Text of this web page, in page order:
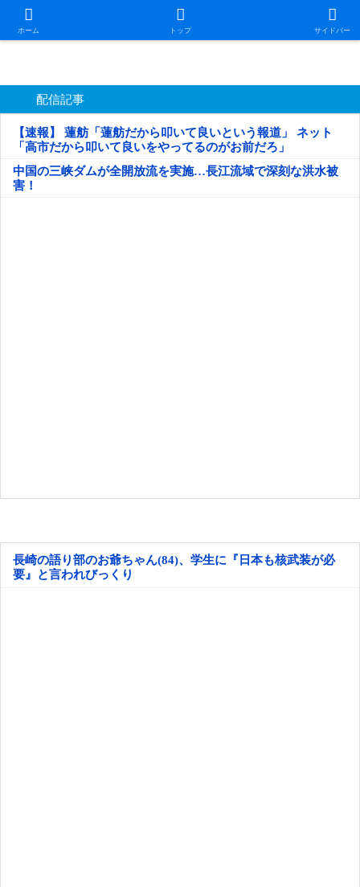
ホーム トップ サイドバー
日本第一！ニュース録
配信記事
【速報】 蓮舫「蓮舫だから叩いて良いという報道」 ネット
「高市だから叩いて良いをやってるのがお前だろ」
中国の三峡ダムが全開放流を実施…長江流域で深刻な洪水被
害！
長崎の語り部のお爺ちゃん(84)、学生に『日本も核武装が必
要』と言われびっくり